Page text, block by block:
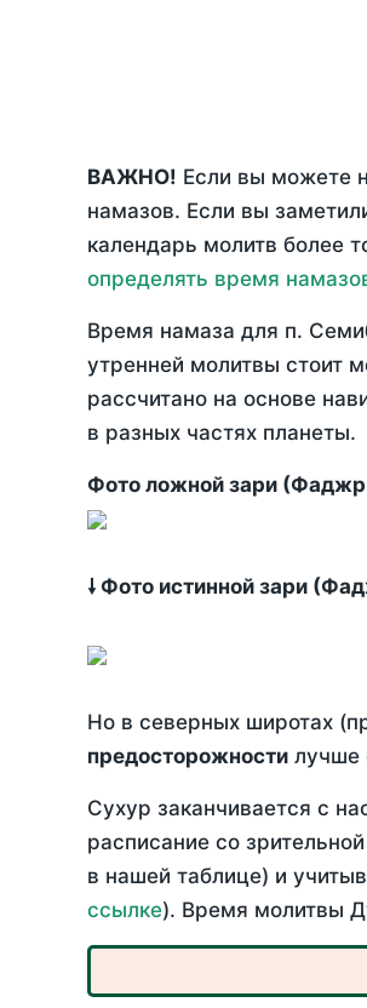
ВАЖНО! Если вы можете
намазов. Если вы
календарь молитв более
определять время
Время намаза для п.
утренней молитвы стоит
рассчитано на основе
в разных частях планеты.
Фото ложной зари
🠗 Фото истинной зари
Но в северных широтах
предосторожности лучше
Сухур заканчивается с
расписание со
в нашей таблице) и
ссылке). Время молитвы